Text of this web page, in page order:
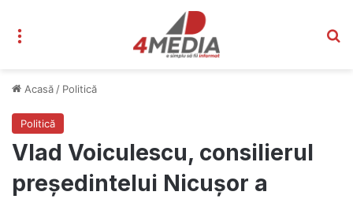
Acasă / Politică
Politică
Vlad Voiculescu, consilierul
președintelui Nicușor a